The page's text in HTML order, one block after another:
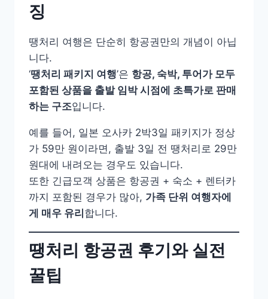
징
땡처리 여행은 단순히 항공권만의 개념이 아닙
니다.
‘땡처리 패키지 여행’은 항공, 숙박, 투어가 모두
포함된 상품을 출발 임박 시점에 초특가로 판매
하는 구조입니다.
예를 들어, 일본 오사카 2박3일 패키지가 정상
가 59만 원이라면, 출발 3일 전 땡처리로 29만
원대에 내려오는 경우도 있습니다.
또한 긴급모객 상품은 항공권 + 숙소 + 렌터카
까지 포함된 경우가 많아, 가족 단위 여행자에
게 매우 유리합니다.
땡처리 항공권 후기와 실전
꿀팁